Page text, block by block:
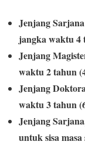
Jenjang
jangka waktu 4
Jenjang
waktu 2 tahun
Jenjang
waktu 3 tahun
Jenjang
untuk sisa